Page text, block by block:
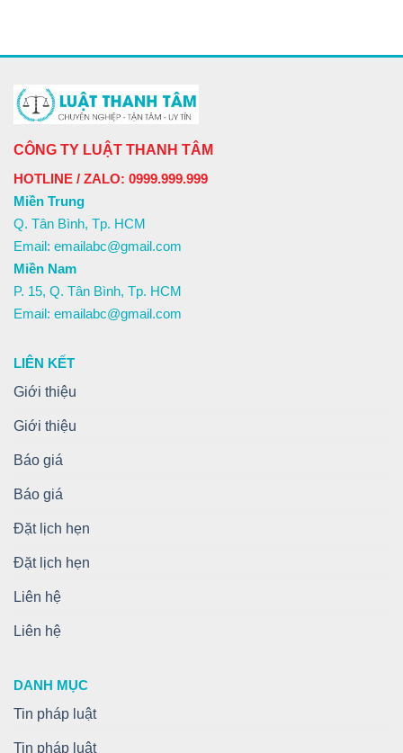
CÔNG TY LUẬT THANH TÂM
HOTLINE / ZALO: 0999.999.999
Miền Trung
Q. Tân Bình, Tp. HCM
Email: emailabc@gmail.com
Miền Nam
P. 15, Q. Tân Bình, Tp. HCM
Email: emailabc@gmail.com
LIÊN KẾT
Giới thiệu
Giới thiệu
Báo giá
Báo giá
Đặt lịch hẹn
Đặt lịch hẹn
Liên hệ
Liên hệ
DANH MỤC
Tin pháp luật
Tin pháp luật